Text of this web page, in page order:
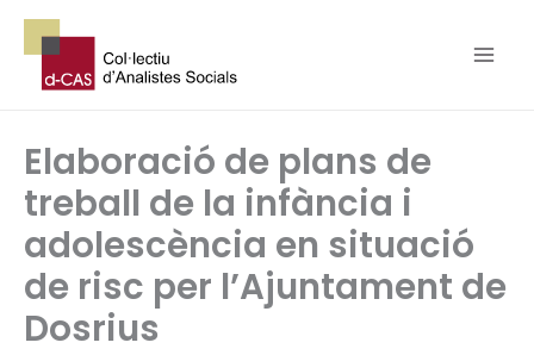
Vés
contingut
Elaboració de plans de
treball de la infància i
adolescència en situació
de risc per l’Ajuntament de
Dosrius